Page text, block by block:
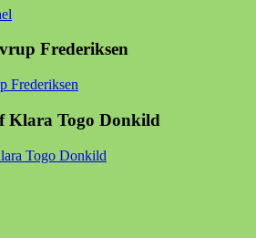
Frederiksen
Klara Togo Donkild